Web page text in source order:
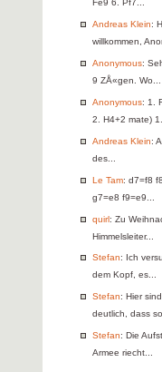
Fe9 6. Pf7...
Andreas Klein:
willkommen,
Anonymous:
9 ZÅ«gen. Wo...
Anonymous: 1.
2. H4+2 mate)
Andreas Klein:
des...
Le Tam: d7=f8
g7=e8 f9=e9...
quirl: Zu
Himmelsleiter...
Stefan: Ich
dem Kopf, es...
Stefan: Hier
deutlich, dass
Stefan: Die
Armee riecht...